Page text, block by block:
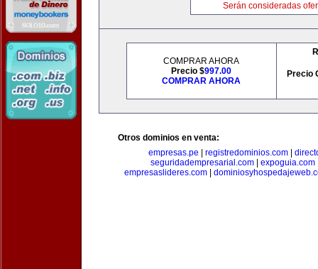
Serán consideradas
COMPRAR AHORA
Precio $997.00
COMPRAR AHORA
Precio
Otros dominios en venta:
empresas.pe
registredominios.com
seguridadempresarial.com
expoguia.com
empresaslideres.com|